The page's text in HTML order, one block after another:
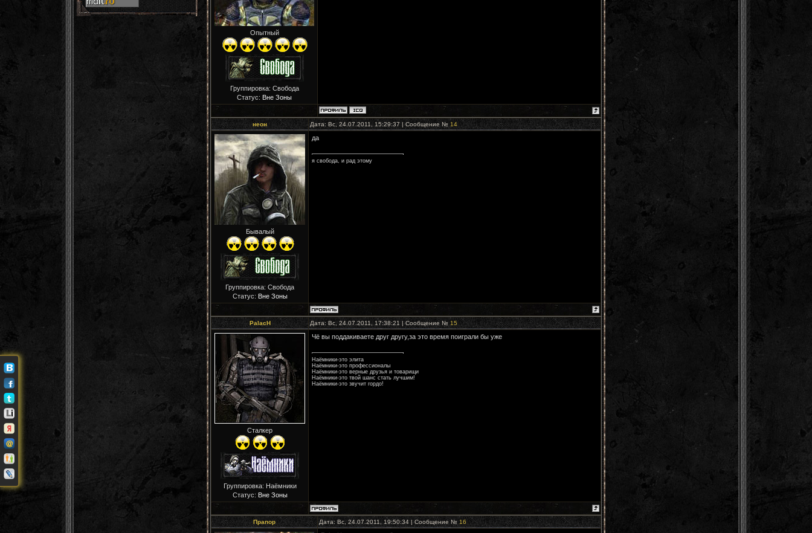
Опытный
Группировка: Свобода
Статус: Вне Зоны
неон Дата: Вс, 24.07.2011, 15:29:37 | Сообщение № 14
Бывалый
Группировка: Свобода
Статус: Вне Зоны
да
я свобода, и рад этому
PalacH Дата: Вс, 24.07.2011, 17:38:21 | Сообщение № 15
Сталкер
Группировка: Наёмники
Статус: Вне Зоны
Чё вы поддакиваете друг другу,за это время поиграли бы уже
Наёмники-это элита
Наёмники-это профессионалы
Наёмники-это верные друзья и товарищи
Наёмники-это твой шанс стать лучшим!
Наёмники-это звучит гордо!
Прапор Дата: Вс, 24.07.2011, 19:50:34 | Сообщение № 16